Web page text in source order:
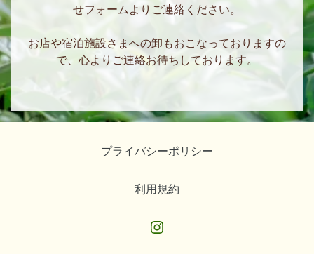
せフォームよりご連絡ください。
お店や宿泊施設さまへの卸もおこなっておりますの
で、心よりご連絡お待ちしております。
プライバシーポリシー
利用規約
Instagram